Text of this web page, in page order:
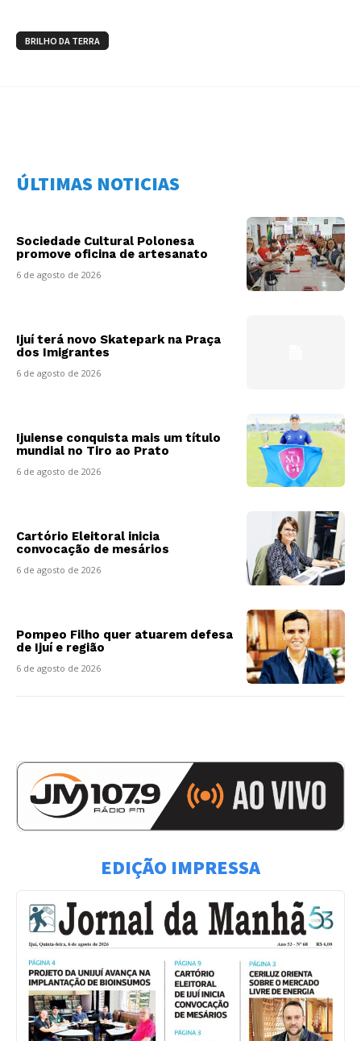
BRILHO DA TERRA
ÚLTIMAS NOTICIAS
Sociedade Cultural Polonesa
promove oficina de artesanato
6 de agosto de 2026
Ijuí terá novo Skatepark na Praça
dos Imigrantes
6 de agosto de 2026
Ijuiense conquista mais um título
mundial no Tiro ao Prato
6 de agosto de 2026
Cartório Eleitoral inicia
convocação de mesários
6 de agosto de 2026
Pompeo Filho quer atuarem defesa
de Ijuí e região
6 de agosto de 2026
EDIÇÃO IMPRESSA